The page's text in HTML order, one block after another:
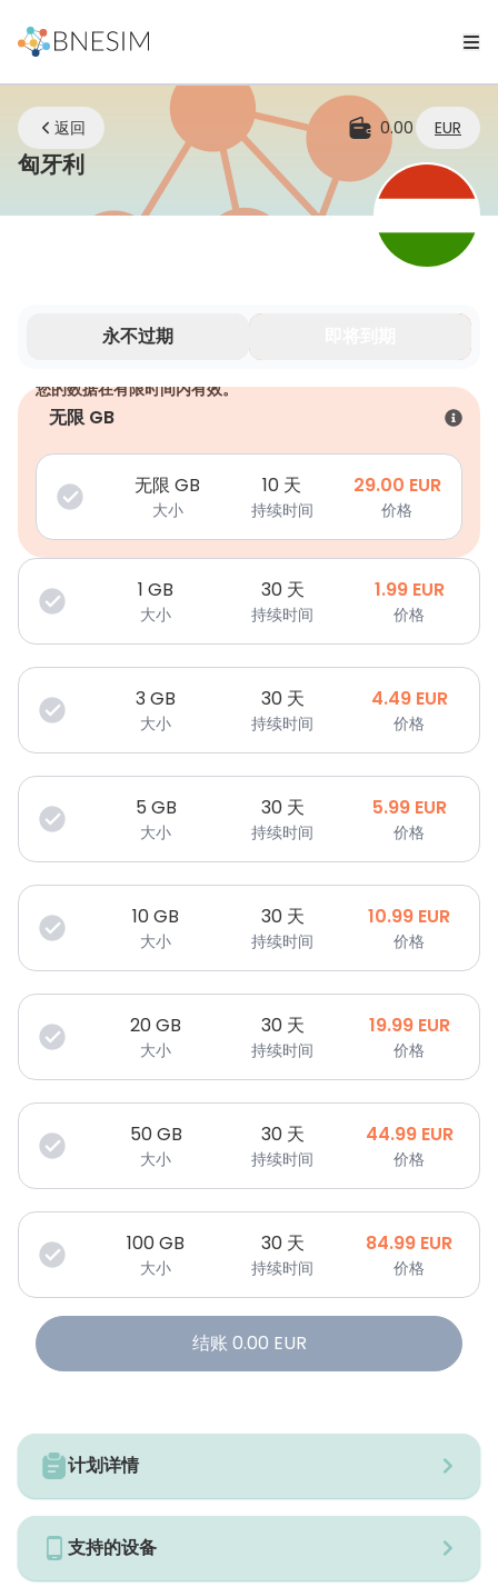
返回 0.00 EUR
匈牙利eSIM | 无论您身在何处，始终保持连接
永不过期
您的数据在有限时间内有效。
无限 GB
无限 GB
大小
10 天
持续时间
29.00 EUR
价格
1 GB
大小
30 天
持续时间
1.99 EUR
价格
3GB
大小
30 天
持续时间
4.49 EUR
价格
5 GB
大小
30 天
持续时间
5.99 EUR
价格
10GB
大小
30 天
持续时间
10.99 EUR
价格
20GB
大小
30 天
持续时间
19.99 EUR
价格
50GB
大小
30 天
持续时间
44.99 EUR
价格
100GB
大小
30 天
持续时间
84.99 EUR
价格
结账 0.00 EUR
计划详情
支持的设备